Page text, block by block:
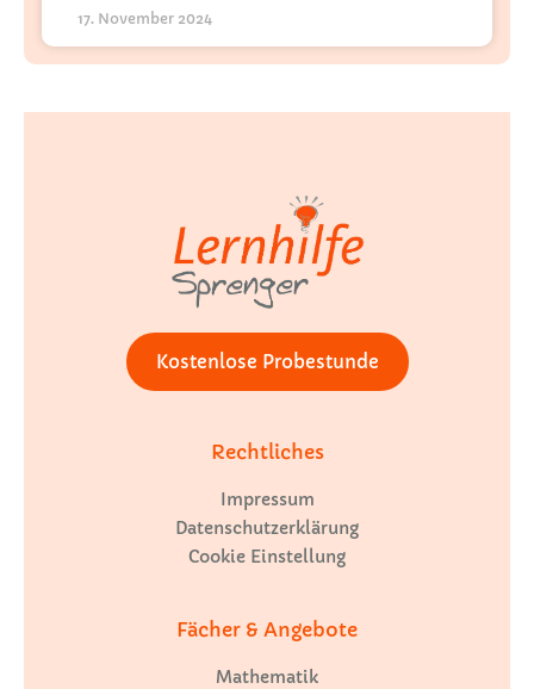
17. November 2024
Kostenlose Probestunde
Rechtliches
Impressum
Datenschutzerklärung
Cookie Einstellung
Fächer & Angebote
Mathematik